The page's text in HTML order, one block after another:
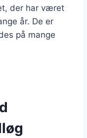
der har været
år. De er
på mange